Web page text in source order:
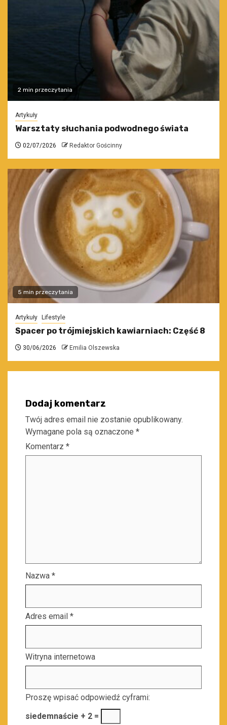
2 min przeczytania
Artykuły
Warsztaty słuchania podwodnego świata
02/07/2026 Redaktor Gościnny
5 min przeczytania
Artykuły Lifestyle
Spacer po trójmiejskich kawiarniach: Część 8
30/06/2026 Emilia Olszewska
Dodaj komentarz
Twój adres email nie zostanie opublikowany.
Wymagane pola są oznaczone *
Komentarz *
Nazwa *
Adres email *
Witryna internetowa
Proszę wpisać odpowiedź cyframi:
siedemnaście + 2 =